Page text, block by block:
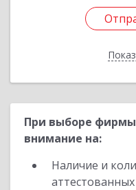
При выборе
внимание на:
Наличие и